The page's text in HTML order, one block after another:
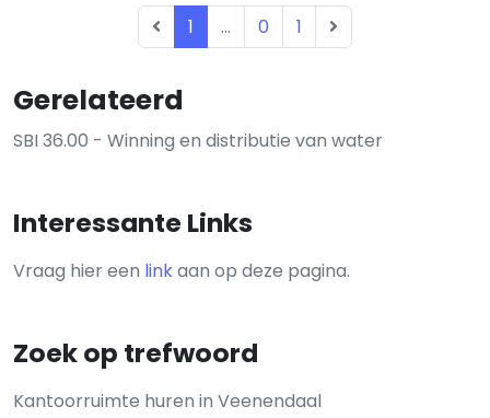
Gerelateerd
SBI 36.00 - Winning en distributie van water
Interessante Links
Vraag hier een linkaan op deze pagina.
Zoek op trefwoord
Kantoorruimte huren in Veenendaal
1 ... 0 1